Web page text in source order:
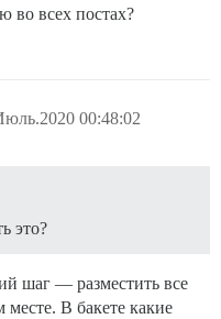
во всех постах?
00:48:02
это?
шаг — разместить все
В бакете какие